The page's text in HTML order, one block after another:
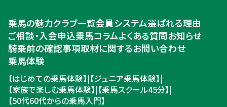
ご相談・入会申込
乗馬の魅力クラブ一覧会員システム選ばれる理由
ご相談・入会申込乗馬コラムよくある質問お知らせ
騎乗前の確認事項取材に関するお問い合わせ
乗馬体験
【はじめての乗馬体験】| 【ジュニア乗馬体験】|
【家族で楽しむ乗馬体験】| 【乗馬スクール45分】|
【50代60代からの乗馬入門】